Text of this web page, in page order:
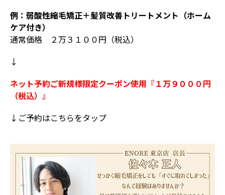
例：弱酸性縮毛矯正＋髪質改善トリートメント（ホーム
ケア付き）
通常価格 ２万３１００円（税込）
↓
ネット予約ご新規様限定クーポン使用『１万９０００円
（税込）』
↓ご予約はこちらをタップ